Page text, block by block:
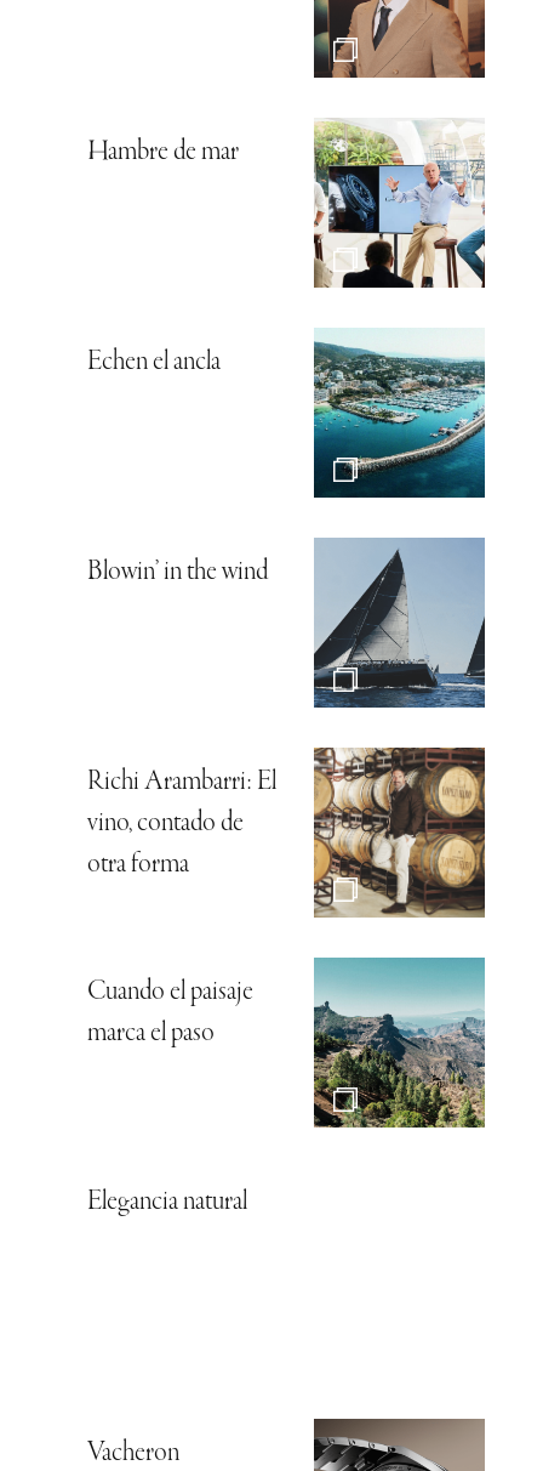
Hambre de mar
Echen el ancla
Blowin’ in the wind
Richi Arambarri: El
vino, contado de
otra forma
Cuando el paisaje
marca el paso
Elegancia natural
Vacheron